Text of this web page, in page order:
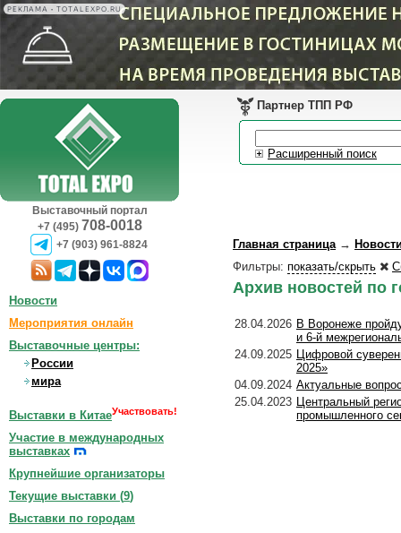
РЕКЛАМА • TOTALEXPO.RU
Выставочный портал
+7 (495) 708-0018
+7 (903) 961-8824
Партнер ТПП РФ
Расширенный поиск
Главная страница→
Фильтры: показать/скрыть
Архив новостей по
28.04.2026 В Воронеже
и 6-й
24.09.2025 Цифровой
2025»
04.09.2024 Актуальные
25.04.2023 Центральный
промышленного
Новости
Мероприятия онлайн
Выставочные центры:
России
мира
Выставки в КитаеУчаствовать!
Участие в международных
выставках
Крупнейшие организаторы
Текущие выставки (9)
Выставки по городам